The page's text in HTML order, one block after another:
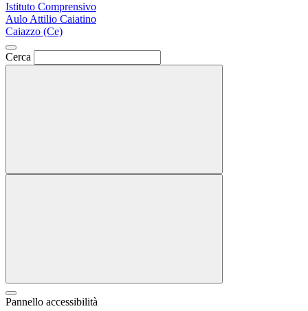
Istituto Comprensivo
Aulo Attilio Caiatino
Caiazzo (Ce)
Cerca
Pannello accessibilità